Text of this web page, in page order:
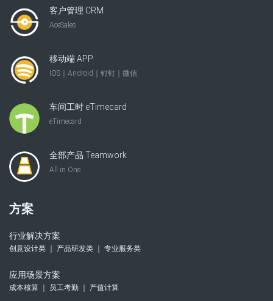
客户管理 CRM
AceSales
移动端 APP
IOS｜Android｜钉钉｜微信
车间工时 eTimecard
eTimecard
全部产品 Teamwork
All in One
方案
行业解决方案
创意设计类 ｜ 产品研发类 ｜ 专业服务类
应用场景方案
成本核算 ｜ 员工考勤 ｜ 产值计算